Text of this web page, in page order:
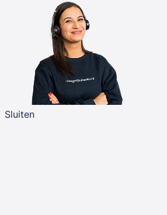
Sluiten